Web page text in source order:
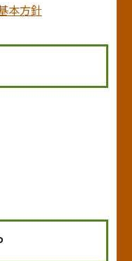
本方針